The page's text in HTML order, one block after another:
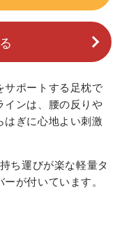
サポートする足枕で
インは、腰の反りや
ぎに心地よい刺激
ち運びが楽な軽量タ
が付いています。